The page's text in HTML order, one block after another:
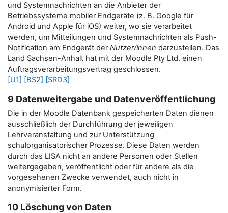
und Systemnachrichten an die Anbieter der
Betriebssysteme mobiler Endgeräte (z. B. Google für
Android und Apple für iOS) weiter, wo sie verarbeitet
werden, um Mitteilungen und Systemnachrichten als Push-
Notification am Endgerät derNutzer/innen darzustellen. Das
Land Sachsen-Anhalt hat mit der Moodle Pty Ltd. einen
Auftragsverarbeitungsvertrag geschlossen.
[U1] [BS2] [SRD3]
9 Datenweitergabe und Datenveröffentlichung
Die in der Moodle Datenbank gespeicherten Daten dienen
ausschließlich der Durchführung der jeweiligen
Lehrveranstaltung und zur Unterstützung
schulorganisatorischer Prozesse. Diese Daten werden
durch das LISA nicht an andere Personen oder Stellen
weitergegeben, veröffentlicht oder für andere als die
vorgesehenen Zwecke verwendet, auch nicht in
anonymisierter Form.
10 Löschung von Daten